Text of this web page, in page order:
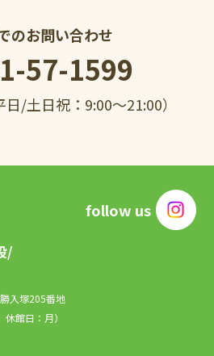
のお問い合わせ
57-1599
日/土日祝：9:00～21:00）
follow us
/
入塚205番地
館日：月）